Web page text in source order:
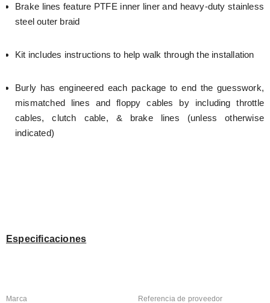
Brake lines feature PTFE inner liner and heavy-duty stainless
steel outer braid
Kit includes instructions to help walk through the installation
Burly has engineered each package to end the guesswork,
mismatched lines and floppy cables by including throttle
cables, clutch cable, & brake lines (unless otherwise
indicated)
Especificaciones
Marca Referencia de proveedor